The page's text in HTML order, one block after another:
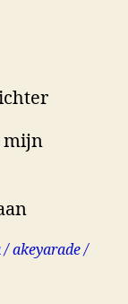
mijn
akeyarade /